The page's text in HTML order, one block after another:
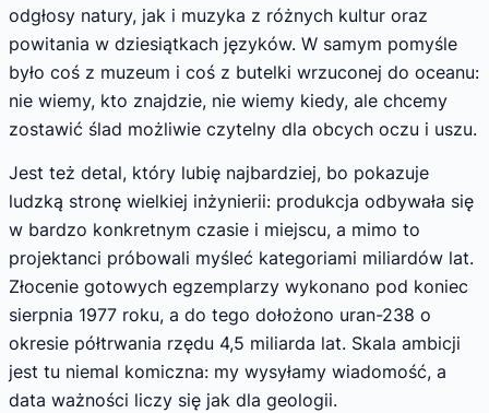
odgłosy natury, jak i muzyka z różnych kultur oraz
powitania w dziesiątkach języków. W samym pomyśle
było coś z muzeum i coś z butelki wrzuconej do oceanu:
nie wiemy, kto znajdzie, nie wiemy kiedy, ale chcemy
zostawić ślad możliwie czytelny dla obcych oczu i uszu.
Jest też detal, który lubię najbardziej, bo pokazuje
ludzką stronę wielkiej inżynierii: produkcja odbywała się
w bardzo konkretnym czasie i miejscu, a mimo to
projektanci próbowali myśleć kategoriami miliardów lat.
Złocenie gotowych egzemplarzy wykonano pod koniec
sierpnia 1977 roku, a do tego dołożono uran-238 o
okresie półtrwania rzędu 4,5 miliarda lat. Skala ambicji
jest tu niemal komiczna: my wysyłamy wiadomość, a
data ważności liczy się jak dla geologii.